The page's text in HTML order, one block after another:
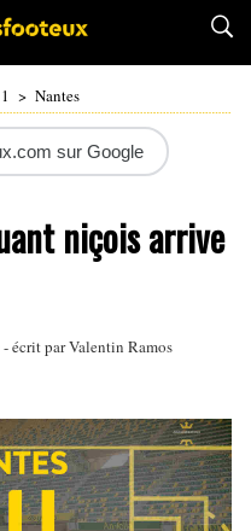
> Nantes
sur Google
niçois arrive
écrit parValentin Ramos